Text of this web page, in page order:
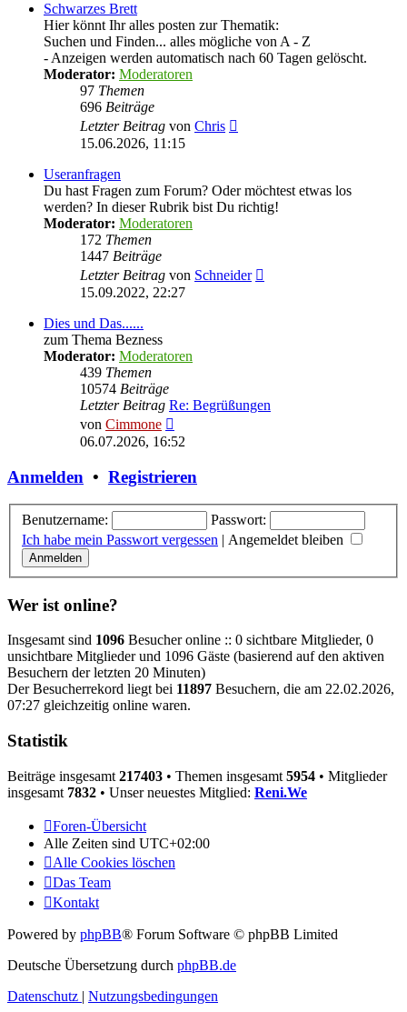
Schwarzes Brett
Hier könnt Ihr alles posten zur Thematik:
Suchen und Finden... alles mögliche von A - Z
- Anzeigen werden automatisch nach 60 Tagen gelöscht.
Moderator: Moderatoren
97 Themen
696 Beiträge
Letzter Beitrag von Chris
15.06.2026, 11:15
Useranfragen
Du hast Fragen zum Forum? Oder möchtest etwas los
werden? In dieser Rubrik bist Du richtig!
Moderator: Moderatoren
172 Themen
1447 Beiträge
Letzter Beitrag von Schneider
15.09.2022, 22:27
Dies und Das......
zum Thema Bezness
Moderator: Moderatoren
439 Themen
10574 Beiträge
Letzter Beitrag Re: Begrüßungen
von Cimmone
Beitrag
06.07.2026, 16:52
Anmelden • Registrieren
Benutzername:
Passwort:
Ich habe mein Passwort vergessen | Angemeldet bleiben
Wer ist online?
Insgesamt sind 1096 Besucher online :: 0 sichtbare Mitglieder, 0
unsichtbare Mitglieder und 1096 Gäste (basierend auf den aktiven
Besuchern der letzten 20 Minuten)
Der Besucherrekord liegt bei 11897 Besuchern, die am 22.02.2026,
07:27 gleichzeitig online waren.
Statistik
Beiträge insgesamt 217403 • Themen insgesamt 5954 • Mitglieder
insgesamt 7832 • Unser neuestes Mitglied: Reni.We
Foren-Übersicht
Alle Zeiten sind UTC+02:00
Alle Cookies löschen
Das Team
Kontakt
Powered by phpBB® Forum Software © phpBB Limited
Deutsche Übersetzung durch phpBB.de
Datenschutz | Nutzungsbedingungen